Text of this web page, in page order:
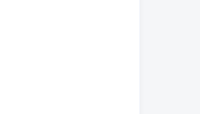
қалай түспеуге болады?»